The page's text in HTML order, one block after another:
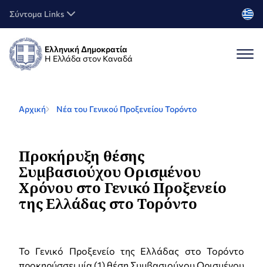
Σύντομα Links
Ελληνική Δημοκρατία
Η Ελλάδα στον Καναδά
Αρχική Νέα του Γενικού Προξενείου Τορόντο
Προκήρυξη θέσης
Συμβασιούχου Ορισμένου
Χρόνου στο Γενικό Προξενείο
της Ελλάδας στο Τορόντο
Το Γενικό Προξενείο της Ελλάδας στο Τορόντο